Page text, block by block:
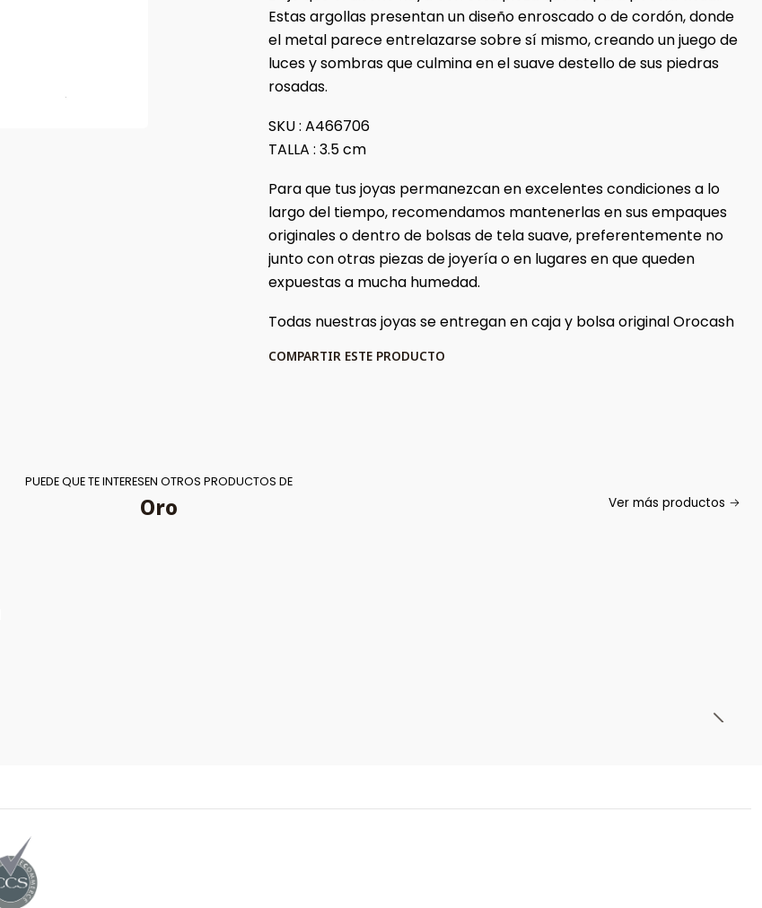
Estas argollas presentan un diseño enroscado o de cordón, donde
el metal parece entrelazarse sobre sí mismo, creando un juego de
luces y sombras que culmina en el suave destello de sus piedras
rosadas.
SKU : A466706
TALLA : 3.5 cm
Para que tus joyas permanezcan en excelentes condiciones a lo
largo del tiempo, recomendamos mantenerlas en sus empaques
originales o dentro de bolsas de tela suave, preferentemente no
junto con otras piezas de joyería o en lugares en que queden
expuestas a mucha humedad.
Todas nuestras joyas se entregan en caja y bolsa original Orocash
COMPARTIR ESTE PRODUCTO
PUEDE QUE TE INTERESEN OTROS PRODUCTOS DE
Oro Ver más productos